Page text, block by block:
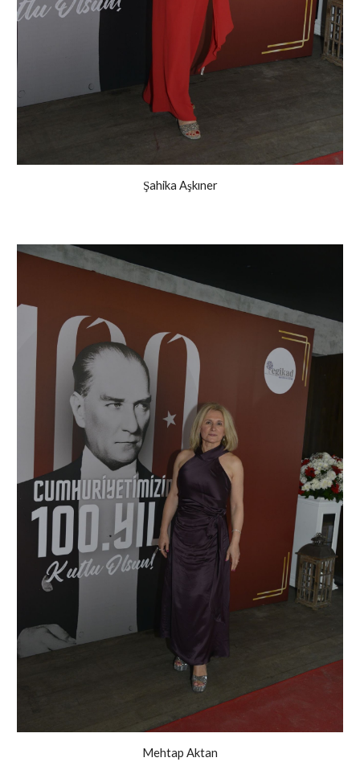
Şahika Aşkıner
Mehtap Aktan